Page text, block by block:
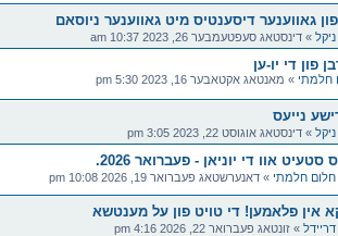
גאווענער דיסענטיס מיט גאווענער ניוסאם
ניקל » דינסטאג סעפטעמבער 26, 2023 10:37 am
פון די יו-ען
חלמתי » מאנטאג אקטאבער 16, 2023 5:30 pm
נייעס
ניקל » דינסטאג אוגוסט 22, 2023 3:05 pm
אוו די יוניאן - פעברואר 2026.
חלום חלמתי » דאנערשטאג פעברואר 19, 2026 10:08 pm
אין פלאמען! די טויט פון על מענטשא
דריידל » זונטאג פעברואר 22, 2026 4:16 pm